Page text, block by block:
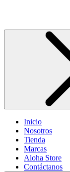
Inicio
Nosotros
Tienda
Marcas
Aloha Store
Contáctanos